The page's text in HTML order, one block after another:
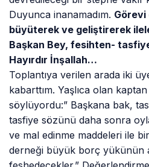
Duyunca inanamadım. Görevi
büyüterek ve geliştirerek
Başkan Bey, fesihten-
Hayırdır İnşallah…
Toplantıya verilen arada iki
kabarttım. Yaşlıca olan
söylüyordu:” Başkana bak,
tasfiye sözünü daha sonra
ve mal edinme maddeleri ile
derneği büyük borç yükünün